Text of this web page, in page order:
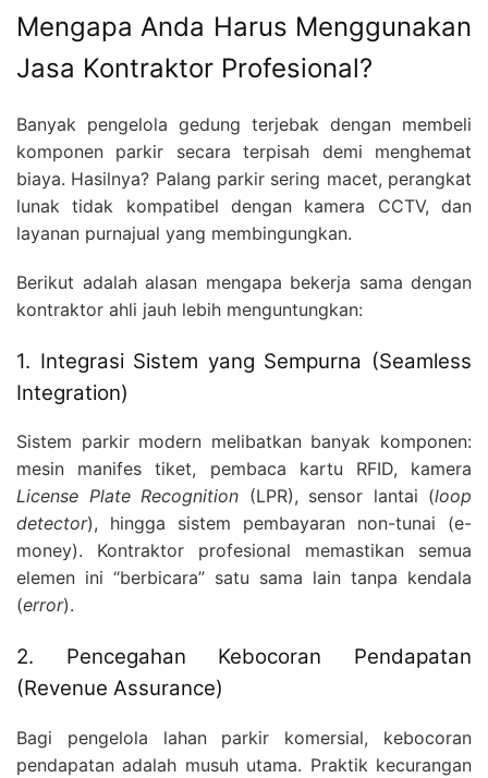
Mengapa Anda Harus Menggunakan
Jasa Kontraktor Profesional?
Banyak pengelola gedung terjebak dengan membeli
komponen parkir secara terpisah demi menghemat
biaya. Hasilnya? Palang parkir sering macet, perangkat
lunak tidak kompatibel dengan kamera CCTV, dan
layanan purnajual yang membingungkan.
Berikut adalah alasan mengapa bekerja sama dengan
kontraktor ahli jauh lebih menguntungkan:
1. Integrasi Sistem yang Sempurna (Seamless
Integration)
Sistem parkir modern melibatkan banyak komponen:
mesin manifes tiket, pembaca kartu RFID, kamera
License Plate Recognition (LPR), sensor lantai (loop
detector), hingga sistem pembayaran non-tunai (e-
money). Kontraktor profesional memastikan semua
elemen ini “berbicara” satu sama lain tanpa kendala
(error).
2. Pencegahan Kebocoran Pendapatan
(Revenue Assurance)
Bagi pengelola lahan parkir komersial, kebocoran
pendapatan adalah musuh utama. Praktik kecurangan